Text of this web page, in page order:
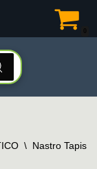
\ Nastro Tapis